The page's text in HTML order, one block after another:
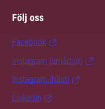
Följ oss
Facebook
Instagram (smådjur)
Instagram (häst)
LinkedIn